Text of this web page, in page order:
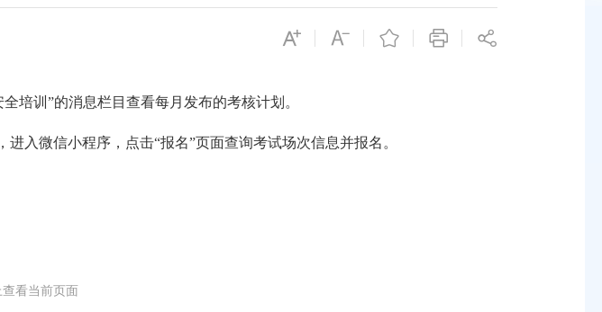
训”的消息栏目查看每月发布的考核计划。
入微信小程序，点击“报名”页面查询考试场次信息并报名。
看当前页面